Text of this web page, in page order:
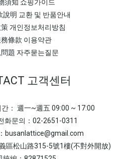
須知 쇼핑가이드
說明 교환 및 반품안내
개인정보처리방침
務條款 이용약관
題 자주묻는질문
고객센터
： 週一~週五 09:00 ~ 17:00
화문의：02-2651-0311
busanlattice@gmail.com
區松山路315-5號1樓(不對外開放)